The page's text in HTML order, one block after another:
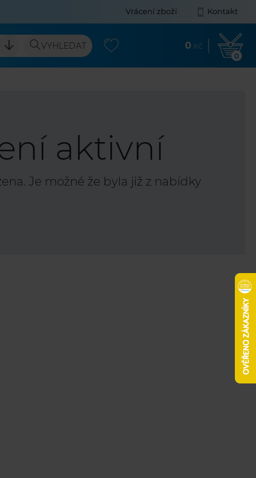
Vrácení zboží Kontakt
VYHLEDAT 0 Kč
0
aktivní
Je možné že byla již z nabídky